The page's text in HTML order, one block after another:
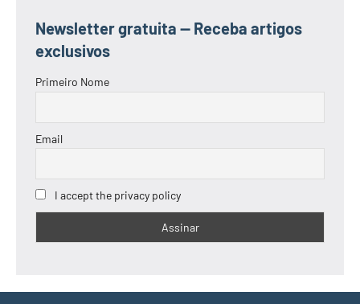
Newsletter gratuita — Receba artigos
exclusivos
Primeiro Nome
Email
I accept the privacy policy